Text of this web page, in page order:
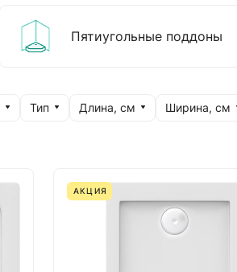
Пятиугольные поддоны
Тип Длина, см Ширина, см
АКЦИЯ